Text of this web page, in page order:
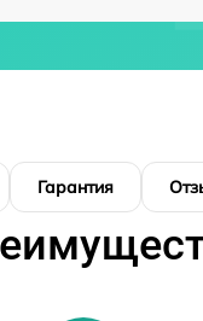
Гарантия